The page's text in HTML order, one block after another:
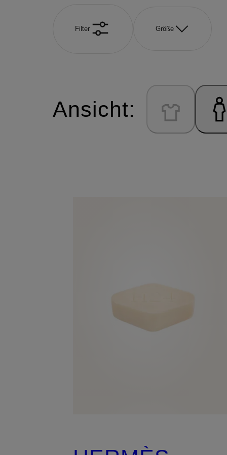
Filter Größe
Ansicht: